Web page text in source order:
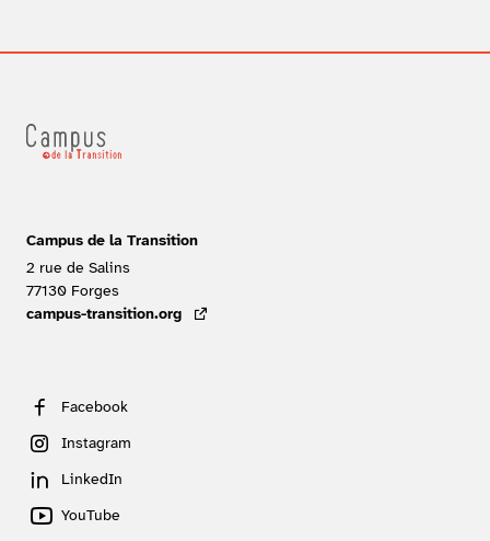
Campus de la Transition
2 rue de Salins
77130 Forges
campus-transition.org
- lien externe
Facebook
Instagram
LinkedIn
YouTube